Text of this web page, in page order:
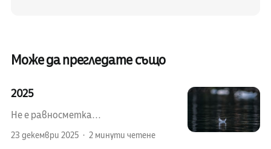
Може да прегледате също
2025
Не е равносметка...
23 декември 2025 2 минути четене